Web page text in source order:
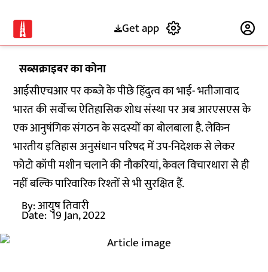
Get app
सब्सक्राइबर का कोना
आईसीएचआर पर कब्जे के पीछे हिंदुत्व का भाई- भतीजावाद
भारत की सर्वोच्च ऐतिहासिक शोध संस्था पर अब आरएसएस के
एक आनुषंगिक संगठन के सदस्यों का बोलबाला है. लेकिन
भारतीय इतिहास अनुसंधान परिषद में उप-निदेशक से लेकर
फोटो कॉपी मशीन चलाने की नौकरियां, केवल विचारधारा से ही
नहीं बल्कि पारिवारिक रिश्तों से भी सुरक्षित हैं.
By:आयुष तिवारी
Date: 19 Jan, 2022